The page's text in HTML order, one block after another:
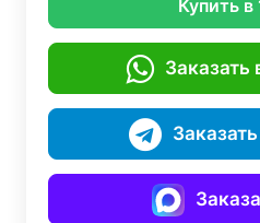
Купить в
Заказать